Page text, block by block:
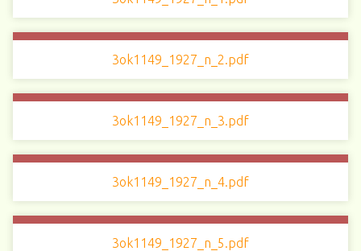
3ok1149_1927_n_2.pdf
3ok1149_1927_n_3.pdf
3ok1149_1927_n_4.pdf
3ok1149_1927_n_5.pdf